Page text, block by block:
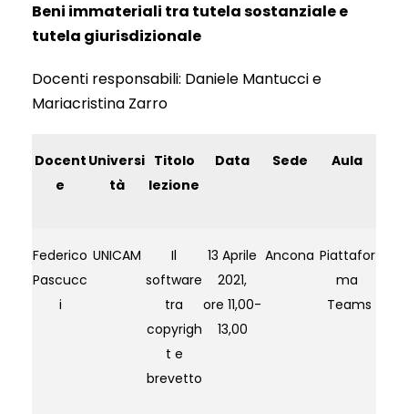
Beni immateriali tra tutela sostanziale e
tutela giurisdizionale
Docenti responsabili: Daniele Mantucci e
Mariacristina Zarro
Docent
e
Universi
tà
Titolo
lezione
Data Sede Aula
Federico
Pascucc
i
UNICAM
Il
software
tra
copyrigh
t e
brevetto
13 Aprile
2021,
ore 11,00-
13,00
Ancona Piattafor
ma
Teams